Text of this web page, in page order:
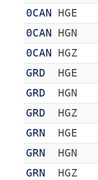
0CAN
HGE
0CAN
HGN
0CAN
HGZ
GRD
HGE
GRD
HGN
GRD
HGZ
GRN
HGE
GRN
HGN
GRN
HGZ